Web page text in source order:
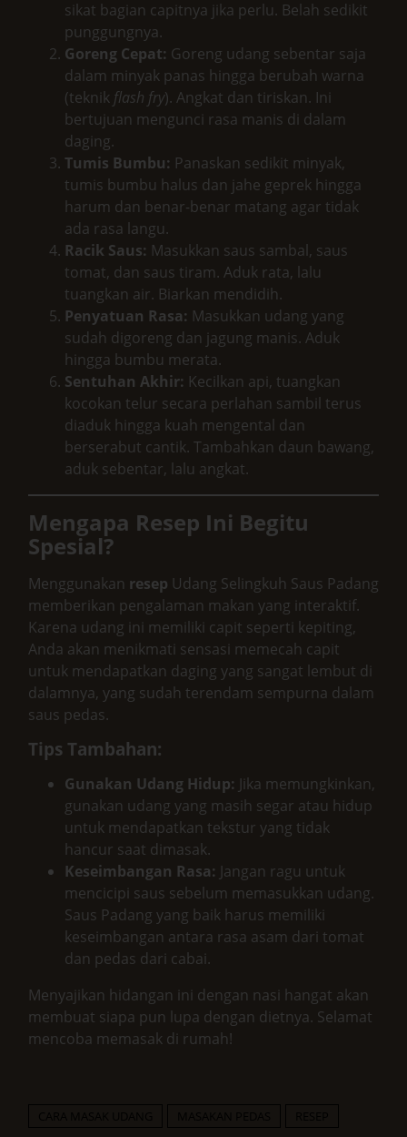
sikat bagian capitnya jika perlu. Belah sedikit
punggungnya.
Goreng Cepat: Goreng udang sebentar saja
dalam minyak panas hingga berubah warna
(teknik flash fry). Angkat dan tiriskan. Ini
bertujuan mengunci rasa manis di dalam
daging.
Tumis Bumbu: Panaskan sedikit minyak,
tumis bumbu halus dan jahe geprek hingga
harum dan benar-benar matang agar tidak
ada rasa langu.
Racik Saus: Masukkan saus sambal, saus
tomat, dan saus tiram. Aduk rata, lalu
tuangkan air. Biarkan mendidih.
Penyatuan Rasa: Masukkan udang yang
sudah digoreng dan jagung manis. Aduk
hingga bumbu merata.
Sentuhan Akhir: Kecilkan api, tuangkan
kocokan telur secara perlahan sambil terus
diaduk hingga kuah mengental dan
berserabut cantik. Tambahkan daun bawang,
aduk sebentar, lalu angkat.
Mengapa Resep Ini Begitu
Spesial?
Menggunakan resep Udang Selingkuh Saus Padang
memberikan pengalaman makan yang interaktif.
Karena udang ini memiliki capit seperti kepiting,
Anda akan menikmati sensasi memecah capit
untuk mendapatkan daging yang sangat lembut di
dalamnya, yang sudah terendam sempurna dalam
saus pedas.
Tips Tambahan:
Gunakan Udang Hidup: Jika memungkinkan,
gunakan udang yang masih segar atau hidup
untuk mendapatkan tekstur yang tidak
hancur saat dimasak.
Keseimbangan Rasa: Jangan ragu untuk
mencicipi saus sebelum memasukkan udang.
Saus Padang yang baik harus memiliki
keseimbangan antara rasa asam dari tomat
dan pedas dari cabai.
Menyajikan hidangan ini dengan nasi hangat akan
membuat siapa pun lupa dengan dietnya. Selamat
mencoba memasak di rumah!